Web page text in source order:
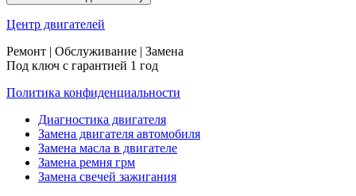
Центр двигателей
Ремонт | Обслуживание | Замена
Под ключ с гарантией 1 год
Политика конфиденциальности
Диагностика двигателя
Замена двигателя автомобиля
Замена масла в двигателе
Замена ремня грм
Замена свечей зажигания